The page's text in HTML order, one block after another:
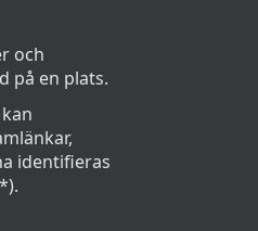
och
på en plats.
identifieras